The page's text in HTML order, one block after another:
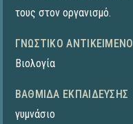
τους στον οργανισμό.
ΓΝΩΣΤΙΚΌ ΑΝΤΙΚΕΊΜΕΝΟ
Βιολογία
ΒΑΘΜΊΔΑ ΕΚΠΑΊΔΕΥΣΗΣ
γυμνάσιο